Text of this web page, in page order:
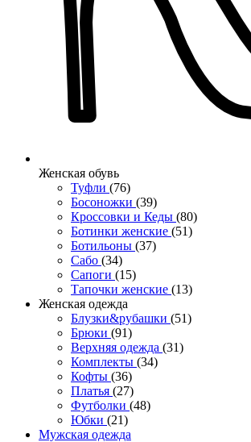
Женcкая обувь
Туфли (76)
Босоножки (39)
Кроссовки и Кеды (80)
Ботинки женские (51)
Ботильоны (37)
Сабо (34)
Сапоги (15)
Тапочки женские (13)
Женская одежда
Блузки&рубашки (51)
Брюки (91)
Верхняя одежда (31)
Комплекты (34)
Кофты (36)
Платья (27)
Футболки (48)
Юбки (21)
Мужская одежда